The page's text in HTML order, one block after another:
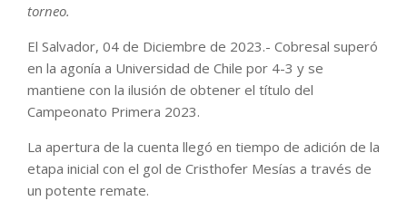
torneo.
El Salvador, 04 de Diciembre de 2023.- Cobresal superó
en la agonía a Universidad de Chile por 4-3 y se
mantiene con la ilusión de obtener el título del
Campeonato Primera 2023.
La apertura de la cuenta llegó en tiempo de adición de la
etapa inicial con el gol de Cristhofer Mesías a través de
un potente remate.